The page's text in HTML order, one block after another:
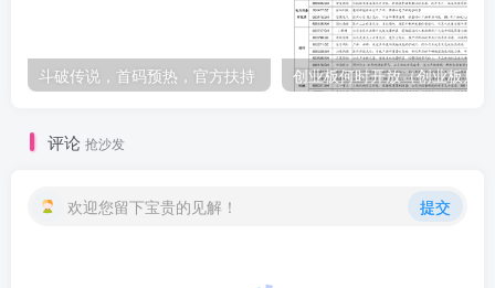
斗破传说，首码预热，官方扶持
评论 抢沙发
欢迎您留下宝贵的见解！ 提交